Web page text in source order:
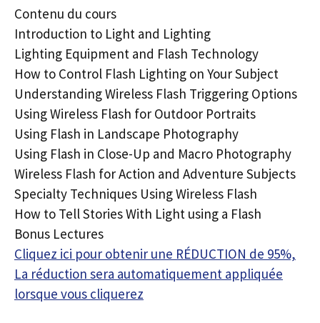
Contenu du cours
Introduction to Light and Lighting
Lighting Equipment and Flash Technology
How to Control Flash Lighting on Your Subject
Understanding Wireless Flash Triggering Options
Using Wireless Flash for Outdoor Portraits
Using Flash in Landscape Photography
Using Flash in Close-Up and Macro Photography
Wireless Flash for Action and Adventure Subjects
Specialty Techniques Using Wireless Flash
How to Tell Stories With Light using a Flash
Bonus Lectures
Cliquez ici pour obtenir une RÉDUCTION de 95%,
La réduction sera automatiquement appliquée
lorsque vous cliquerez